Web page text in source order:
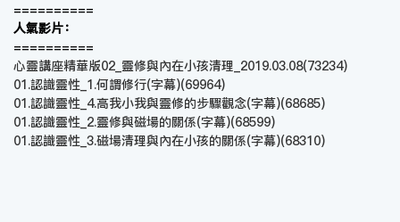
==========
人氣影片：
==========
心靈講座精華版02_靈修與內在小孩清理_2019.03.08(73234)
01.認識靈性_1.何謂修行(字幕)(69964)
01.認識靈性_4.高我小我與靈修的步驟觀念(字幕)(68685)
01.認識靈性_2.靈修與磁場的關係(字幕)(68599)
01.認識靈性_3.磁場清理與內在小孩的關係(字幕)(68310)